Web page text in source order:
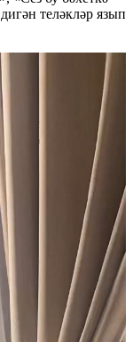
теләкләр язып